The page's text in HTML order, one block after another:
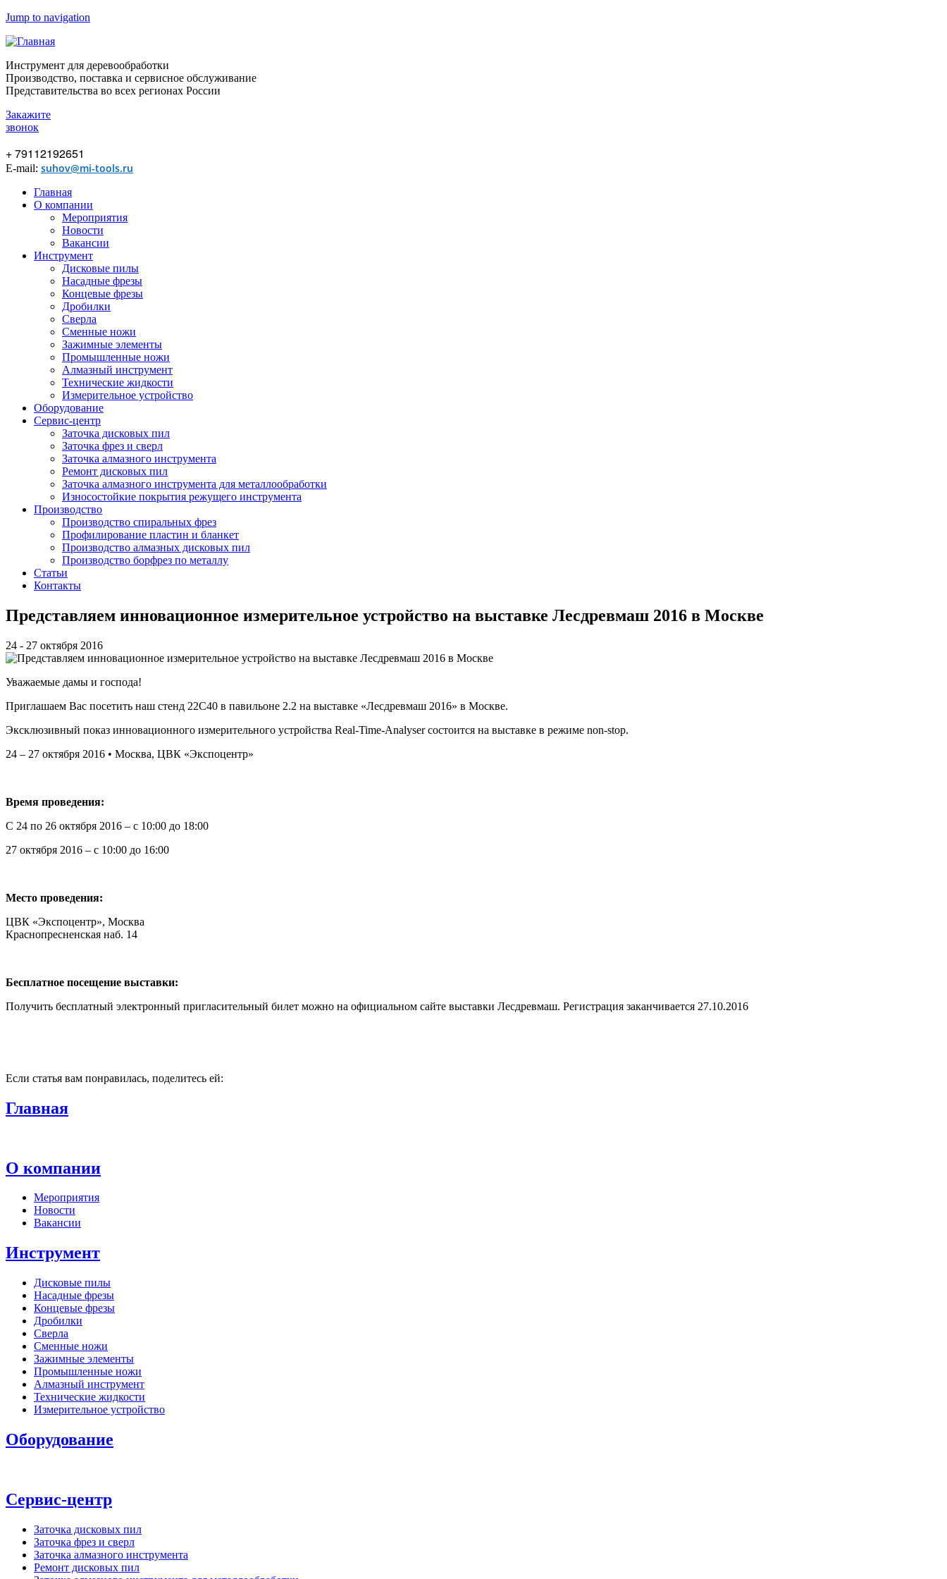
Jump to navigation
Инструмент для деревообработки
Производство, поставка и сервисное обслуживание
Представительства во всех регионах России
Закажите
звонок
+ 79112192651
E-mail: suhov@mi-tools.ru
Главная
О компании
Мероприятия
Новости
Вакансии
Инструмент
Дисковые пилы
Насадные фрезы
Концевые фрезы
Дробилки
Сверла
Сменные ножи
Зажимные элементы
Промышленные ножи
Алмазный инструмент
Технические жидкости
Измерительное устройство
Оборудование
Сервис-центр
Заточка дисковых пил
Заточка фрез и сверл
Заточка алмазного инструмента
Ремонт дисковых пил
Заточка алмазного инструмента для металлообработки
Износостойкие покрытия режущего инструмента
Производство
Производство спиральных фрез
Профилирование пластин и бланкет
Производство алмазных дисковых пил
Производство борфрез по металлу
Статьи
Контакты
Представляем инновационное измерительное устройство на выставке Лесдревмаш 2016 в Москве
24 - 27 октября 2016
Уважаемые дамы и господа!
Приглашаем Вас посетить наш стенд 22С40 в павильоне 2.2 на выставке «Лесдревмаш 2016» в Москве.
Эксклюзивный показ инновационного измерительного устройства Real-Time-Analyser состоится на выставке в режиме non-stop.
24 – 27 октября 2016 • Москва, ЦВК «Экспоцентр»
Время проведения:
С 24 по 26 октября 2016 – с 10:00 до 18:00
27 октября 2016 – с 10:00 до 16:00
Место проведения:
ЦВК «Экспоцентр», Москва
Краснопресненская наб. 14
Бесплатное посещение выставки:
Получить бесплатный электронный пригласительный билет можно на официальном сайте выставки Лесдревмаш. Регистрация заканчивается 27.10.2016
Если статья вам понравилась, поделитесь ей:
Главная
О компании
Мероприятия
Новости
Вакансии
Инструмент
Дисковые пилы
Насадные фрезы
Концевые фрезы
Дробилки
Сверла
Сменные ножи
Зажимные элементы
Промышленные ножи
Алмазный инструмент
Технические жидкости
Измерительное устройство
Оборудование
Сервис-центр
Заточка дисковых пил
Заточка фрез и сверл
Заточка алмазного инструмента
Ремонт дисковых пил